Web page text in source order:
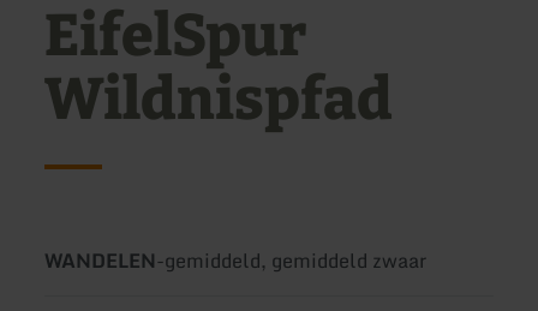
EifelSpur
Wildnispfad
Soort
WANDELEN-Moeilijkheidsgraad:
gemiddeld, gemiddeld zwaar